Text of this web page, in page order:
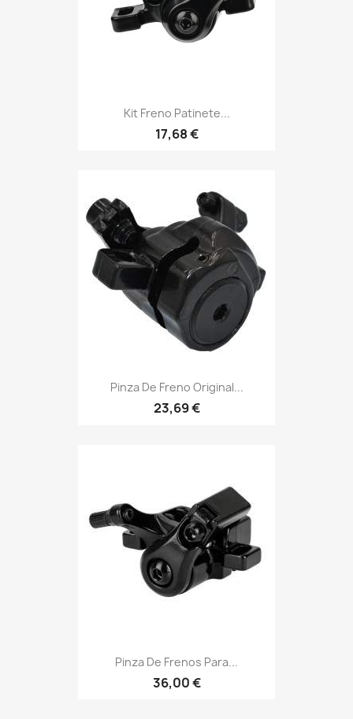
Kit Freno Patinete...
17,68 €
Pinza De Freno Original...
23,69 €
Pinza De Frenos Para...
36,00 €